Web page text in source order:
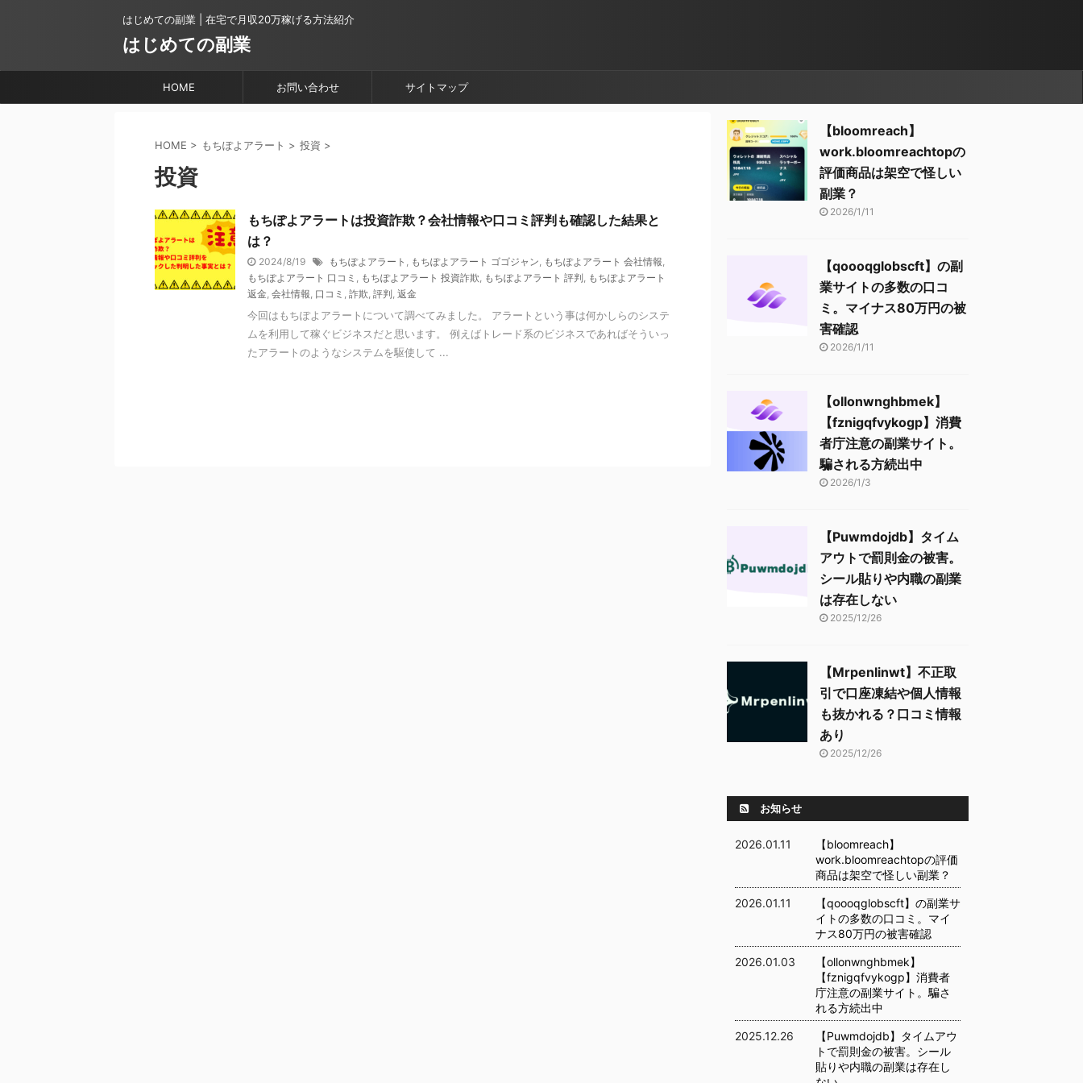
はじめての副業 | 在宅で月収20万稼げる方法紹介
はじめての副業
HOME お問い合わせ サイトマップ
HOME > もちぽよアラート > 投資 >
投資
もちぽよアラートは投資詐欺？会社情報や口コミ評判も確認した結果と
は？
2024/8/19 もちぽよアラート , もちぽよアラート ゴゴジャン, もちぽよアラート 会社情報,
もちぽよアラート 口コミ , もちぽよアラート 投資詐欺, もちぽよアラート 評判, もちぽよアラート
返金, 会社情報, 口コミ , 詐欺, 評判, 返金
今回はもちぽよアラートについて調べてみました。 アラートという事は何かしらのシステ
ムを利用して稼ぐビジネスだと思います。 例えばトレード系のビジネスであればそういっ
たアラートのようなシステムを駆使して ...
【bloomreach】
work.bloomreachtopの
評価商品は架空で怪しい
副業？
2026/1/11
【qoooqglobscft】の副
業サイトの多数の口コ
ミ。マイナス80万円の被
害確認
2026/1/11
【ollonwnghbmek】
【fznigqfvykogp】消費
者庁注意の副業サイト。
騙される方続出中
2026/1/3
【Puwmdojdb】タイム
アウトで罰則金の被害。
シール貼りや内職の副業
は存在しない
2025/12/26
【Mrpenlinwt】不正取
引で口座凍結や個人情報
も抜かれる？口コミ情報
あり
2025/12/26
お知らせ
2026.01.11
【bloomreach】
work.bloomreachtopの評価
商品は架空で怪しい副業？
2026.01.11
【qoooqglobscft】の副業サ
イトの多数の口コミ。マイ
ナス80万円の被害確認
2026.01.03
【ollonwnghbmek】
【fznigqfvykogp】消費者
庁注意の副業サイト。騙さ
れる方続出中
2025.12.26
【Puwmdojdb】タイムアウ
トで罰則金の被害。シール
貼りや内職の副業は存在し